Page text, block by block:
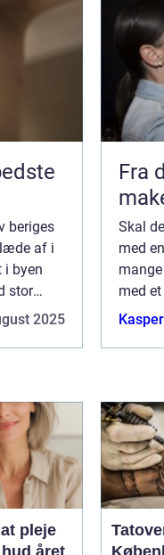
beriges
af i
i byen
stor
2025
Fra
Skal
med
med
fordel
pleje
året